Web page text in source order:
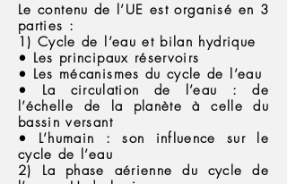
Le contenu de l’UE est organisé en 3
parties :
1) Cycle de l’eau et bilan hydrique
• Les principaux réservoirs
• Les mécanismes du cycle de l’eau
• La circulation de l’eau : de
l’échelle de la planète à celle du
bassin versant
• L’humain : son influence sur le
cycle de l’eau
2) La phase aérienne du cycle de